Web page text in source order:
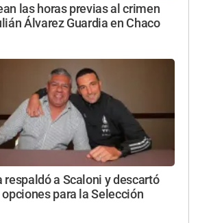
las horas previas al crimen
Álvarez Guardia en Chaco
respaldó a Scaloni y descartó
para la Selección